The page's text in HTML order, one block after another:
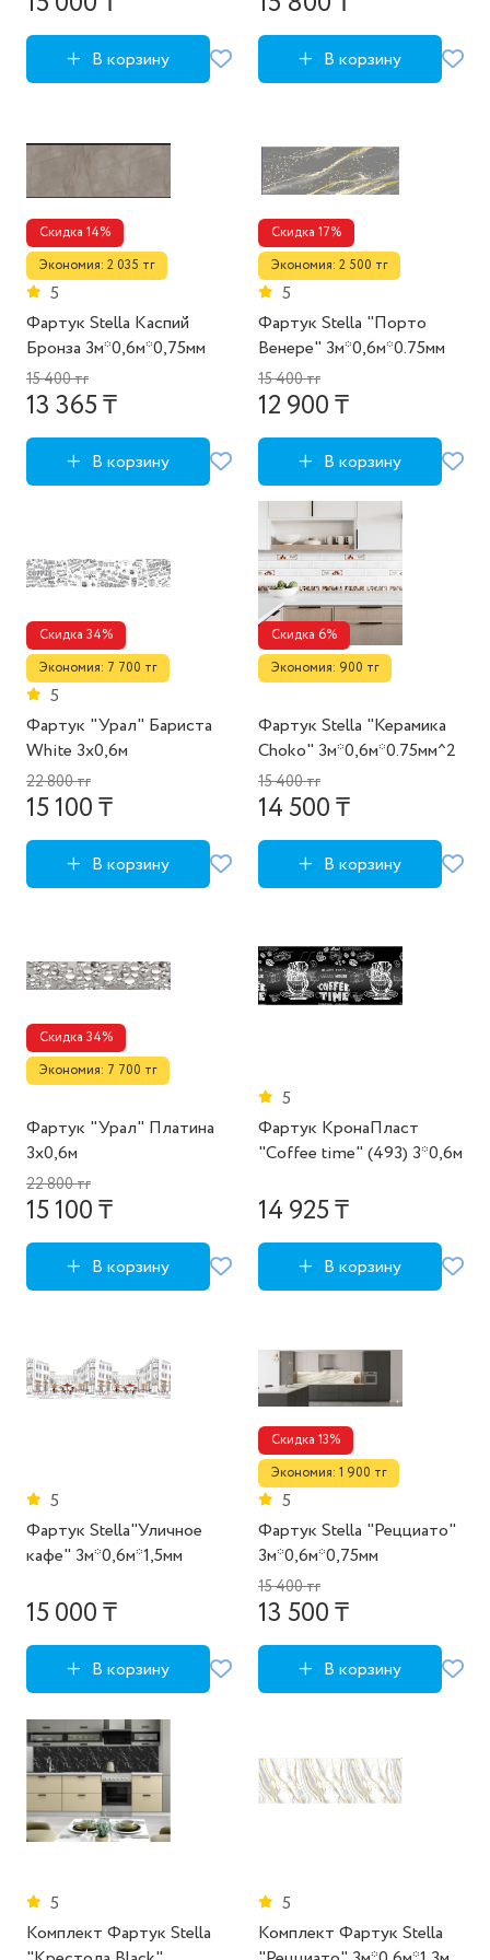
В корзину В корзину
Скидка 14%
Экономия: 2 035 тг
5
Фартук Stella Каспий
Бронза 3м*0,6м*0,75мм
15 400 тг
13 365 ₸
В корзину
Скидка 17%
Экономия: 2 500 тг
5
Фартук Stella "Порто
Венере" 3м*0,6м*0.75мм
15 400 тг
12 900 ₸
В корзину
Скидка 34%
Экономия: 7 700 тг
5
Фартук "Урал" Бариста
White 3х0,6м
22 800 тг
15 100 ₸
В корзину
Скидка 6%
Экономия: 900 тг
Фартук Stella "Керамика
Choko" 3м*0,6м*0.75мм^2
15 400 тг
14 500 ₸
В корзину
Скидка 34%
Экономия: 7 700 тг
Фартук "Урал" Платина
3х0,6м
22 800 тг
15 100 ₸
В корзину
5
Фартук КронаПласт
"Coffee time" (493) 3*0,6м
14 925 ₸
В корзину
5
Фартук Stella"Уличное
кафе" 3м*0,6м*1,5мм
15 000 ₸
В корзину
Скидка 13%
Экономия: 1 900 тг
5
Фартук Stella "Рецциато"
3м*0,6м*0,75мм
15 400 тг
13 500 ₸
В корзину
5
Комплект Фартук Stella
5
Комплект Фартук Stella